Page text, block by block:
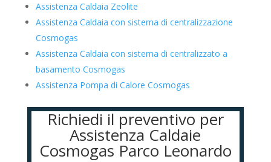
Assistenza Caldaia Zeolite
Assistenza Caldaia con sistema di centralizzazione
Cosmogas
Assistenza Caldaia con sistema di centralizzato a
basamento Cosmogas
Assistenza Pompa di Calore Cosmogas
Richiedi il preventivo per
Assistenza Caldaie
Cosmogas Parco Leonardo